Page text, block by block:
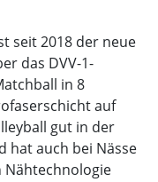
seit 2018 der neue
das DVV-1-
in 8
auf
gut in der
hat auch bei Nässe
Nähtechnologie